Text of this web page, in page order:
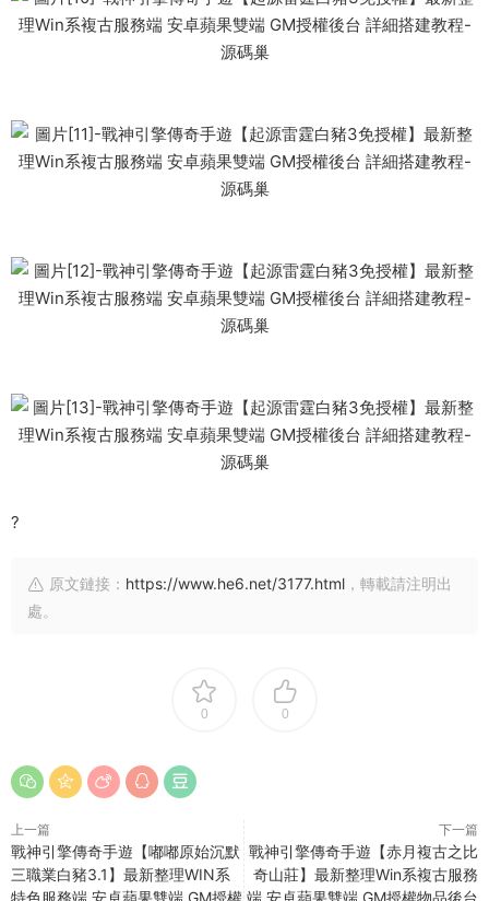
?
原文鏈接： https://www.he6.net/3177.html ，轉載請注明出
處。
0 0
上一篇
戰神引擎傳奇手遊【嘟嘟原始沉默
三職業白豬3.1】最新整理WIN系
特色服務端 安卓蘋果雙端 GM授權
下一篇
戰神引擎傳奇手遊【赤月複古之比
奇山莊】最新整理Win系複古服務
端 安卓蘋果雙端 GM授權物品後台